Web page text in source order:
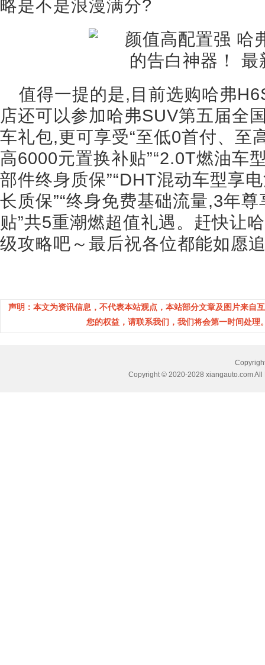
略是不是浪漫满分?
值得一提的是,目前选购哈弗
店还可以参加哈弗SUV第五届全
车礼包,更可享受“至低0首付、至
高6000元置换补贴”“2.0T燃油车
部件终身质保”“DHT混动车型享
长质保”“终身免费基础流量,3年
贴”共5重潮燃超值礼遇。赶快让
级攻略吧～最后祝各位都能如愿
声明：本文为资讯信息，不代表本站观点，本站部分文章及图片来自
您的权益，请联系我们，我们将会第一时间处
Copyright © 2020-2028 xiangauto.com